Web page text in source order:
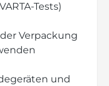
Tests)
Verpackung
und